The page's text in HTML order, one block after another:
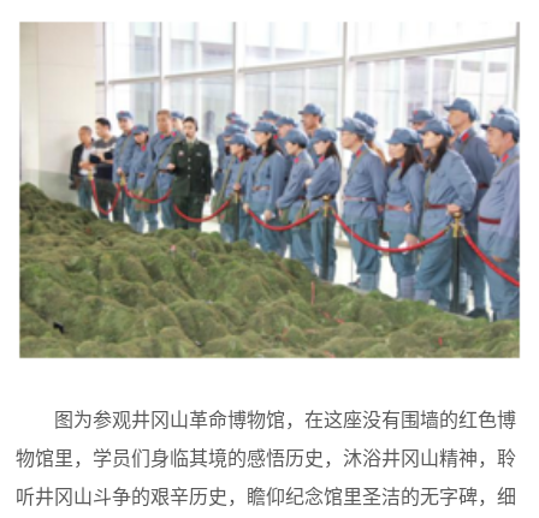
图为参观井冈山革命博物馆，在这座没有围墙的红色博
物馆里，学员们身临其境的感悟历史，沐浴井冈山精神，聆
听井冈山斗争的艰辛历史，瞻仰纪念馆里圣洁的无字碑，细